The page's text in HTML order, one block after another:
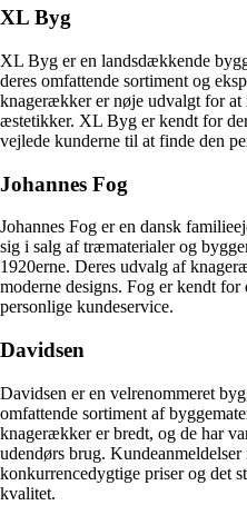
XL Byg
XL Byg er en landsdækkende
deres omfattende sortiment og
knagerækker er nøje udvalgt for
æstetikker. XL Byg er kendt for
vejlede kunderne til at finde den
Johannes Fog
Johannes Fog er en dansk
sig i salg af træmaterialer og
1920erne. Deres udvalg af
moderne designs. Fog er kendt
personlige kundeservice.
Davidsen
Davidsen er en velrenommeret
omfattende sortiment af
knagerækker er bredt, og de har
udendørs brug.
konkurrencedygtige priser og det
kvalitet.